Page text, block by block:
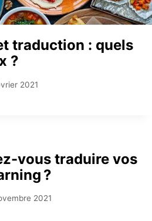
traduction : quels
?
2021
vous traduire vos
?
2021